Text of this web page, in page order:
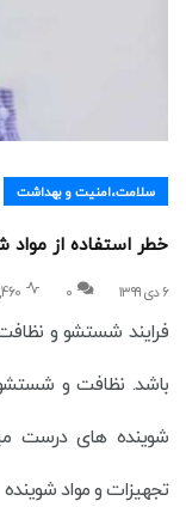
سلامت،امنیت و بهداشت
خطر استفاده از
۶ دی ۱۳۹۹ 0 1,460 تعداد
فرایند شستشو و
باشد. نظافت و
شوینده های درست
تجهیزات و مواد شوینده